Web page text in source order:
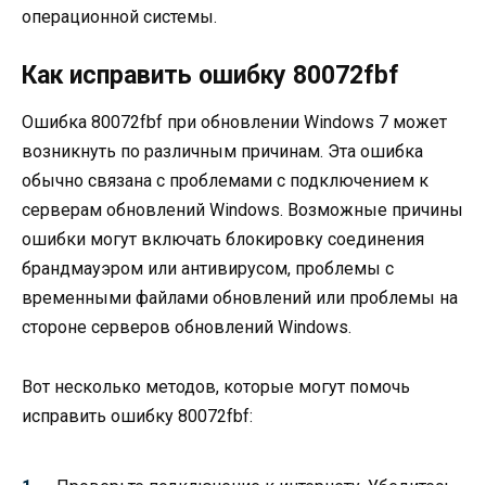
операционной системы.
Как исправить ошибку 80072fbf
Ошибка 80072fbf при обновлении Windows 7 может
возникнуть по различным причинам. Эта ошибка
обычно связана с проблемами с подключением к
серверам обновлений Windows. Возможные причины
ошибки могут включать блокировку соединения
брандмауэром или антивирусом, проблемы с
временными файлами обновлений или проблемы на
стороне серверов обновлений Windows.
Вот несколько методов, которые могут помочь
исправить ошибку 80072fbf: